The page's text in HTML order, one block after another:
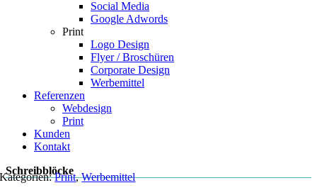
Social Media
Google Adwords
Print
Logo Design
Flyer / Broschüren
Corporate Design
Werbemittel
Referenzen
Webdesign
Print
Kunden
Kontakt
Schreibblöcke
Kategorien:Print,Werbemittel